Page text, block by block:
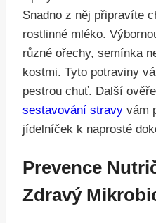
Snadno z něj připravíte
rostlinné mléko.
různé ořechy, semínka
kostmi. Tyto potraviny
pestrou chuť. Další
sestavování stravy vám
jídelníček k naprosté
Prevence
Zdravý